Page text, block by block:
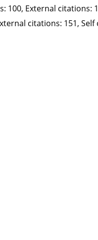
100, External citations:
citations: 151,